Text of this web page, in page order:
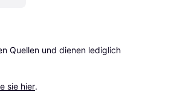
Quellen und dienen lediglich
sie hier.